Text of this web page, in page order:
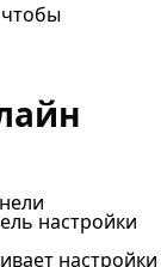
настройки
настройки